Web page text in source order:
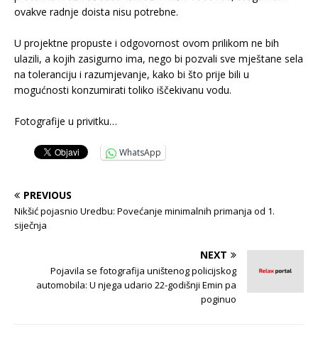
ovakve radnje doista nisu potrebne.
U projektne propuste i odgovornost ovom prilikom ne bih
ulazili, a kojih zasigurno ima, nego bi pozvali sve mještane sela
na toleranciju i razumjevanje, kako bi što prije bili u
mogućnosti konzumirati toliko iščekivanu vodu.
Fotografije u privitku…
WhatsApp
PREVIOUS
Nikšić pojasnio Uredbu: Povećanje minimalnih primanja od 1.
siječnja
NEXT
Pojavila se fotografija uništenog policijskog
automobila: U njega udario 22-godišnji Emin pa
poginuo